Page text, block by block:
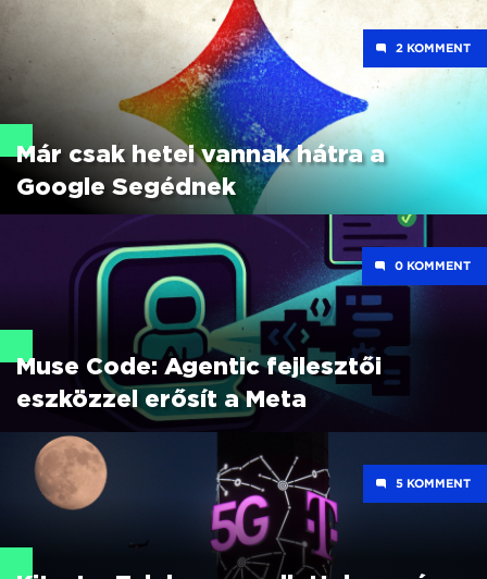
2
Már csak hetei vannak hátra a
Google Segédnek
0
Muse Code: Agentic fejlesztői
eszközzel erősít a Meta
5